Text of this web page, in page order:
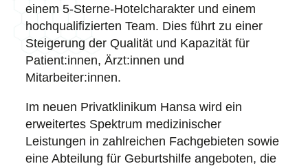
einem 5-Sterne-Hotelcharakter und einem
hochqualifizierten Team. Dies führt zu einer
Steigerung der Qualität und Kapazität für
Patient:innen, Ärzt:innen und
Mitarbeiter:innen.
Im neuen Privatklinikum Hansa wird ein
erweitertes Spektrum medizinischer
Leistungen in zahlreichen Fachgebieten sowie
eine Abteilung für Geburtshilfe angeboten, die